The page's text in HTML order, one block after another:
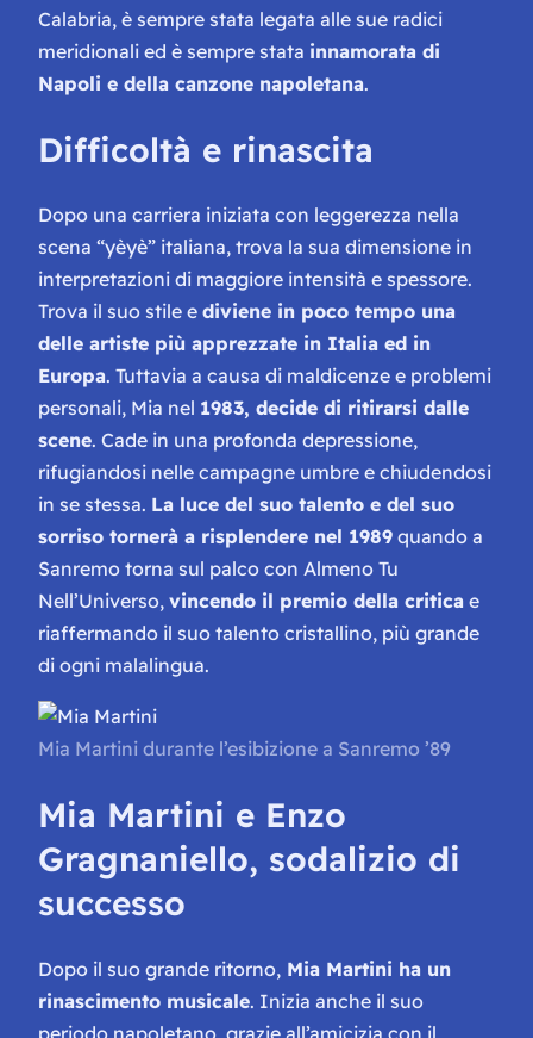
Calabria, è sempre stata legata alle sue radici
meridionali ed è sempre stata innamorata di
Napoli e della canzone napoletana.
Difficoltà e rinascita
Dopo una carriera iniziata con leggerezza nella
scena “yèyè” italiana, trova la sua dimensione in
interpretazioni di maggiore intensità e spessore.
Trova il suo stile e diviene in poco tempo una
delle artiste più apprezzate in Italia ed in
Europa. Tuttavia a causa di maldicenze e problemi
personali, Mia nel 1983, decide di ritirarsi dalle
scene. Cade in una profonda depressione,
rifugiandosi nelle campagne umbre e chiudendosi
in se stessa. La luce del suo talento e del suo
sorriso tornerà a risplendere nel 1989 quando a
Sanremo torna sul palco con Almeno Tu
Nell’Universo, vincendo il premio della critica e
riaffermando il suo talento cristallino, più grande
di ogni malalingua.
Mia Martini durante l’esibizione a Sanremo ’89
Mia Martini e Enzo
Gragnaniello, sodalizio di
successo
Dopo il suo grande ritorno, Mia Martini ha un
rinascimento musicale. Inizia anche il suo
periodo napoletano, grazie all’amicizia con il